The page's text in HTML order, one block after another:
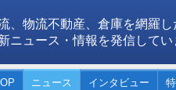
、物流不動産、倉庫を網羅し
ニュース・情報を発信してい
ニュース インタビュー